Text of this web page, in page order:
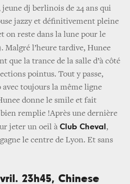
jeune dj berlinois de 24 ans qui
jazzy et définitivement pleine
on reste dans la lune pour le
. Malgré l’heure tardive, Hunee
que la trance de la salle d’à côté
pointus. Tout y passe,
avec toujours la même ligne
donne le smile et fait
remplie !Après une dernière
jeter un oeil à Club Cheval ,
le centre de Lyon. Et sans
23h45, Chinese